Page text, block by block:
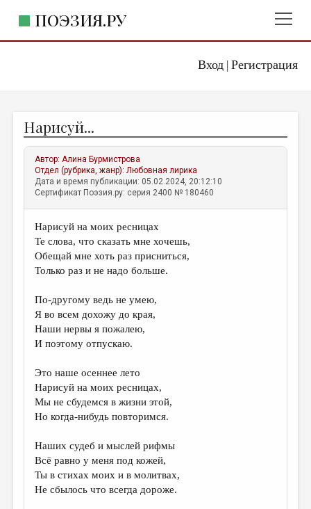
Вход| Регистрация
ПОЭЗИЯ.РУ
ЖАНРЫ
АВТОРЫ
КОММЕНТАРИИ
ЛИТСАЛОН
НОВОСТИ
ПРАВИЛА САЙТА
ИЗБРАННОЕ
ДАЙДЖЕСТ
ПЕРЕВОДЫ
КОНКУРСЫ
КНИЖНАЯ ПОЛКА
ОБЗОР ЛИТЕРАТУРЫ
Нарисуй...
Автор:Алина Бурмистрова
Отдел (рубрика, жанр):Любовная лирика
Дата и время публикации: 05.02.2024, 20:12:10
Сертификат Поэзия.ру: серия 2400 № 180460
Нарисуй на моих ресницах
Те слова, что сказать мне хочешь,
Обещай мне хоть раз присниться,
Только раз и не надо больше.
По-другому ведь не умею,
Я во всем дохожу до края,
Наши нервы я пожалею,
И поэтому отпускаю.
Это наше осеннее лето
Нарисуй на моих ресницах,
Мы не сбудемся в жизни этой,
Но когда-нибудь повторимся.
Наших судеб и мыслей рифмы
Всё равно у меня под кожей,
Ты в стихах моих и в молитвах,
Не сбылось что всегда дороже.